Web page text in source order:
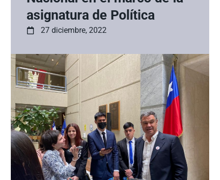
asignatura de Política
27 diciembre, 2022